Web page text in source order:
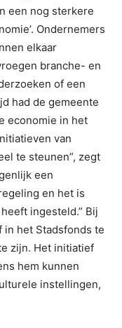
een nog sterkere
Ondernemers
elkaar
branche- en
of een
had de gemeente
economie in het
van
te steunen”, zegt
een
en het is
ingesteld.” Bij
het Stadsfonds te
zijn. Het initiatief
hem kunnen
instellingen,